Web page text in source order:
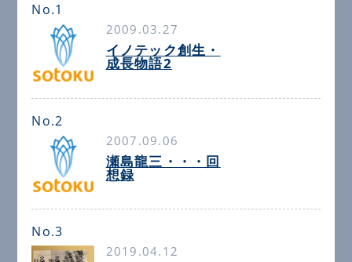
No.1
2009.03.27
イノテック創生・
成長物語2
No.2
2007.09.06
瀬島龍三・・・回
想録
No.3
2019.04.12